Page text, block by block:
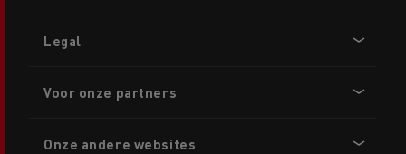
menu
Legal
Voor onze partners
Onze andere websites